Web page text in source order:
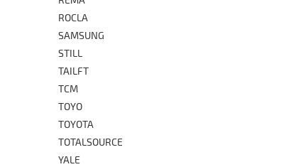
ROCLA
SAMSUNG
STILL
TAILFT
TCM
TOYO
TOYOTA
TOTALSOURCE
YALE